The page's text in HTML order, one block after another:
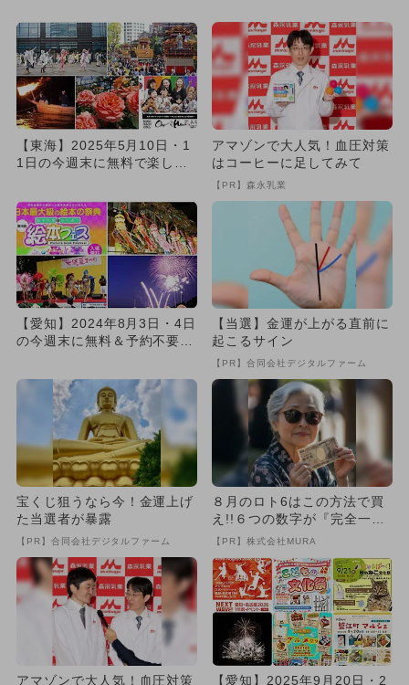
【東海】2025年5月10日・1
1日の今週末に無料で楽しめ
アマゾンで大人気！血圧対策
はコーヒーに足してみて
【PR】森永乳業
【愛知】2024年8月3日・4日
の今週末に無料＆予約不要で
【当選】金運が上がる直前に
起こるサイン
【PR】合同会社デジタルファーム
宝くじ狙うなら今！金運上げ
た当選者が暴露
【PR】合同会社デジタルファーム
８月のロト6はこの方法で買
え!!６つの数字が『完全一
致』する方法
【PR】株式会社MURA
アマゾンで大人気！血圧対策
【愛知】2025年9月20日・2